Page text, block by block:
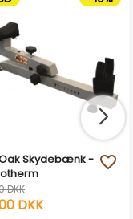
Skydebænk -
DKK
DKK
favorite_outline